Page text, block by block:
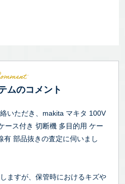
ムのコメント
いただき、makita マキタ 100V
ース付き 切断機 多目的用 ケー
有 部品抜きの査定に伺いまし
ますが、保管時におけるキズや